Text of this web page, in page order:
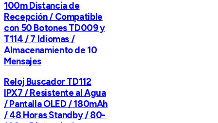
100m Distancia de
Recepción / Compatible
con 50 Botones TD009 y
T114 / 7 Idiomas /
Almacenamiento de 10
Mensajes
Reloj Buscador TD112
IPX7 / Resistente al Agua
/ Pantalla OLED / 180mAh
/ 48 Horas Standby / 80-